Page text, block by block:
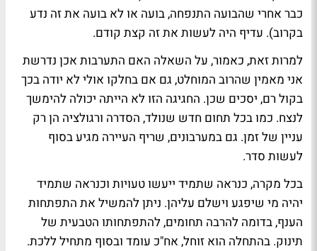
כבר אחרי שהבועה התנפחה, בועה או לא בועה את זה נדע
בקרוב). עדיף היה לעשות את זה קצת קודם.
למרות זאת, כאמור, על השאלה האם התערבות אכן נדרשת
אני מאמין שהרוב המוחלט, גם אם בחלקו אולי לא יודה בכך
בקול רם, יסכים שכן. החגיגה הזו לא הייתה יכולה להימשך
לנצח. כמו בכל תחום חדש שנולד, הסדרה ורגולציה הן רק
עניין של זמן. גם במערבונים, שריף העיירה מגיע בסוף
לעשות סדר.
בכל מקרה, כנראה שתמיד ייעשו טעויות וכנראה שתמיד
יהיה מי שיפגע וישלם עליהן. ניתן להמשיל את התפתחות
הענף, בדומה להרבה תחומים, להתפתחותו הטבעית של
תינוק. בהתחלה הוא זוחל, אח"כ עומד ובסוף מתחיל ללכת.